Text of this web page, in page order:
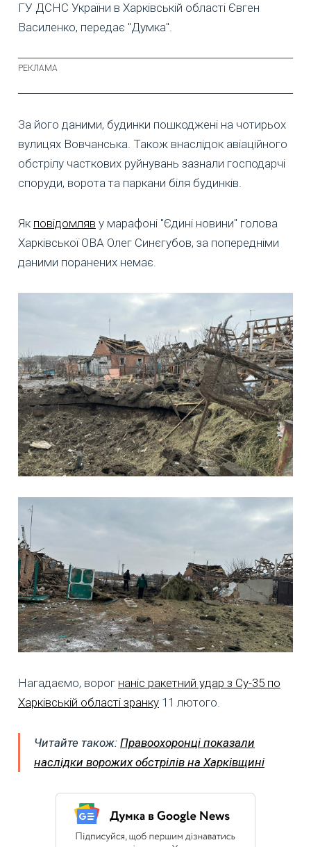
ГУ ДСНС України в Харківській області Євген
Василенко, передає "Думка".
За його даними, будинки пошкоджені на чотирьох
вулицях Вовчанська. Також внаслідок авіаційного
обстрілу часткових руйнувань зазнали господарчі
споруди, ворота та паркани біля будинків.
Як повідомляв у марафоні "Єдині новини" голова
Харківської ОВА Олег Синєгубов, за попередніми
даними поранених немає.
Нагадаємо, ворог наніс ракетний удар з Су-35 по
Харківській області зранку 11 лютого.
Читайте також: Правоохоронці показали
наслідки ворожих обстрілів на Харківщині